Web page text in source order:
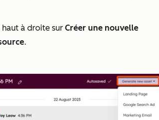
haut à droite sur Créer une nouvelle
.